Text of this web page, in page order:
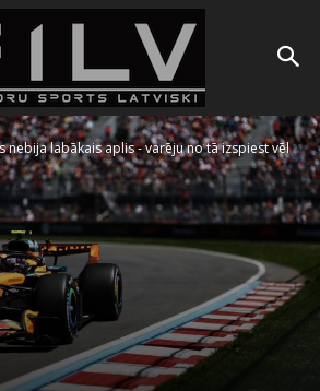
nebija labākais aplis - varēju no tā izspiest vēl